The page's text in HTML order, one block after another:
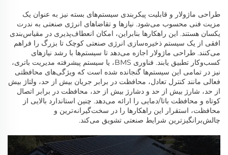
طراحی ماژولار و قابلیت پیکربندی سیستم‌های بسته نیز به عنوان یک
مزیت فنی محسوب می‌شود. نیازها و تقاضاهای انرژی صنعتی به ندرت
یکسان هستند. این راهکارها بنابراین، امکان انعطاف‌پذیری در مقیاس‌بندی
افقی از یک سیستم ذخیره‌سازی انرژی صنعتی کوچک تا بزرگ را فراهم
می‌کنند. طراحی ماژولار اجازه می‌دهد تا سیستم‌ها با رشد نیازهای
کسب‌وکار تطبیق یابند. فناوری BMS، یا سیستم پیشرفته مدیریت باتری،
نیز در تمامی این سیستم‌ها گنجانده شده است که ویژگی‌های محافظتی
فعالی مانند کنترل تعادل، محافظت در برابر جریان بیش از حد، ولتاژ بیش
از حد، شارژ بیش از حد و دشارژ بیش از حد، محافظت در برابر اتصال
کوتاه و محافظت باتا/دمایی را ارائه می‌دهد. چنین استاندارد بالایی از
محافظت، استقرار این راهکارها را در سخت‌گیرانه‌ترین و
چالش‌برانگیزترین شرایط صنعتی تشویق می‌کند.